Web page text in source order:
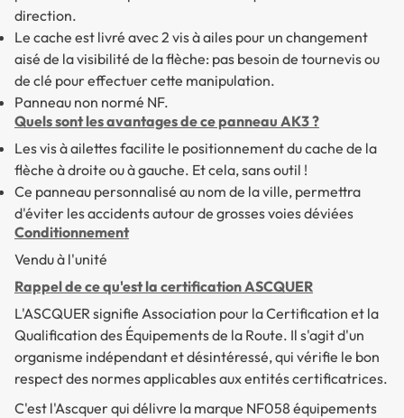
direction.
Le cache est livré avec 2 vis à ailes pour un changement
aisé de la visibilité de la flèche: pas besoin de tournevis ou
de clé pour effectuer cette manipulation.
Panneau non normé NF.
Quels sont les avantages de ce panneau AK3 ?
Les vis à ailettes facilite le positionnement du cache de la
flèche à droite ou à gauche. Et cela, sans outil !
Ce panneau personnalisé au nom de la ville, permettra
d'éviter les accidents autour de grosses voies déviées
Conditionnement
Vendu à l'unité
Rappel de ce qu'est la certification ASCQUER
L'ASCQUER signifie Association pour la Certification et la
Qualification des Équipements de la Route. Il s'agit d'un
organisme indépendant et désintéressé, qui vérifie le bon
respect des normes applicables aux entités certificatrices.
C'est l'Ascquer qui délivre la marque NF058 équipements